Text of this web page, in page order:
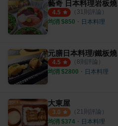
藝奇 日本料理岩板
4.5 （ 31則評論）
均消 $850 ・ 日本料理
元膳日本料理/鐵板
4.5 （ 8則評論）
均消 $2800 ・ 日本料理
大東屋
3.0 （ 21則評論）
均消 $374 ・ 日本料理